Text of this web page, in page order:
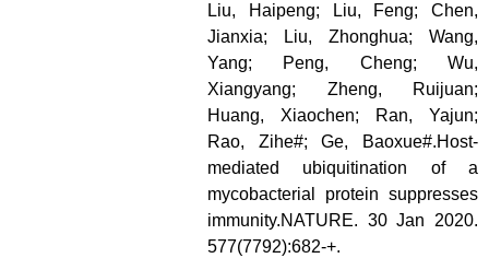
Liu, Haipeng; Liu, Feng; Chen,
Jianxia; Liu, Zhonghua; Wang,
Yang; Peng, Cheng; Wu,
Xiangyang; Zheng, Ruijuan;
Huang, Xiaochen; Ran, Yajun;
Rao, Zihe#; Ge, Baoxue#.Host-
mediated ubiquitination of a
mycobacterial protein suppresses
immunity.NATURE. 30 Jan 2020.
577(7792):682-+.